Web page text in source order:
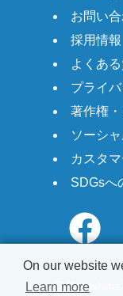
お問い
採用情報
よくあ
プライ
著作権
ソーシ
カスタ
SDGsへ
©Kagoshima
On our website
Learn more